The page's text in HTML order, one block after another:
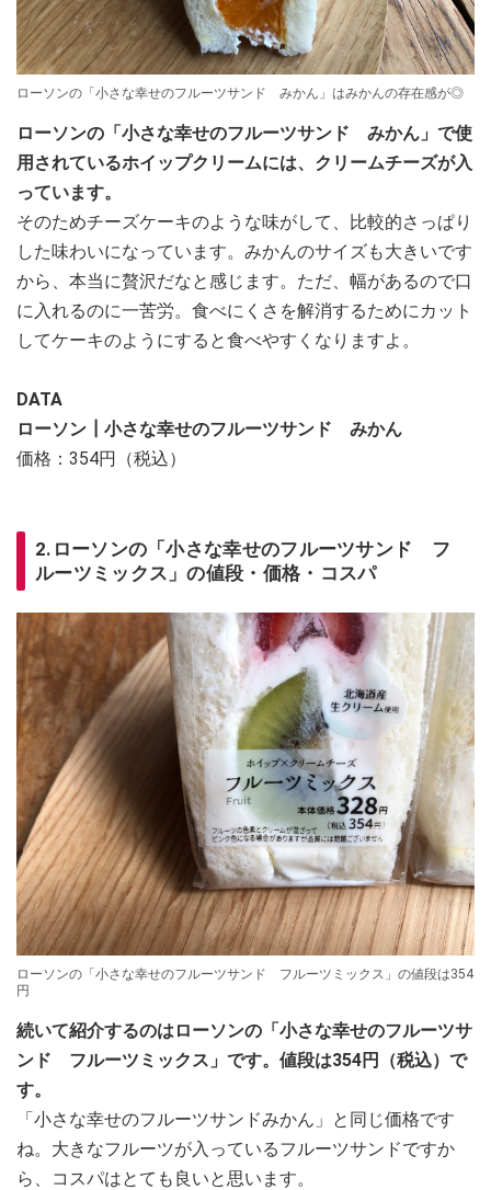
ローソンの「小さな幸せのフルーツサンド みかん」はみかんの存在感が◎
ローソンの「小さな幸せのフルーツサンド みかん」で使
用されているホイップクリームには、クリームチーズが入
っています。
そのためチーズケーキのような味がして、比較的さっぱり
した味わいになっています。みかんのサイズも大きいです
から、本当に贅沢だなと感じます。ただ、幅があるので口
に入れるのに一苦労。食べにくさを解消するためにカット
してケーキのようにすると食べやすくなりますよ。
DATA
ローソン┃小さな幸せのフルーツサンド みかん
価格：354円（税込）
2.ローソンの「小さな幸せのフルーツサンド フ
ルーツミックス」の値段・価格・コスパ
ローソンの「小さな幸せのフルーツサンド フルーツミックス」の値段は354
円
続いて紹介するのはローソンの「小さな幸せのフルーツサ
ンド フルーツミックス」です。値段は354円（税込）で
す。
「小さな幸せのフルーツサンドみかん」と同じ価格です
ね。大きなフルーツが入っているフルーツサンドですか
ら、コスパはとても良いと思います。